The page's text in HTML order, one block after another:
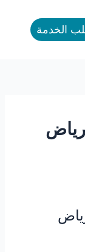
الخدمة